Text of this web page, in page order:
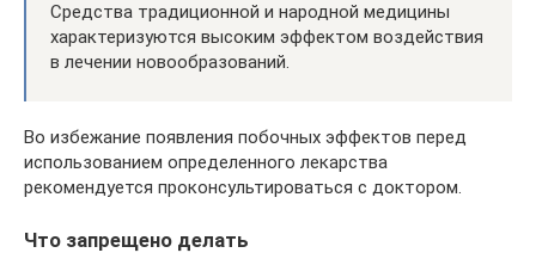
Средства традиционной и народной медицины
характеризуются высоким эффектом воздействия
в лечении новообразований.
Во избежание появления побочных эффектов перед
использованием определенного лекарства
рекомендуется проконсультироваться с доктором.
Что запрещено делать